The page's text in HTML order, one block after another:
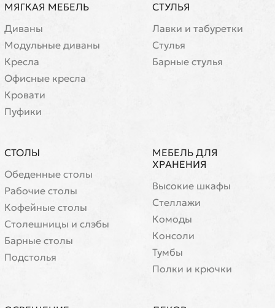
МЯГКАЯ МЕБЕЛЬ
Диваны
Модульные диваны
Кресла
Офисные кресла
Кровати
Пуфики
СТУЛЬЯ
Лавки и табуретки
Стулья
Барные стулья
СТОЛЫ
Обеденные столы
Рабочие столы
Кофейные столы
Cтолешницы и слэбы
Барные столы
Подстолья
МЕБЕЛЬ ДЛЯ
ХРАНЕНИЯ
Высокие шкафы
Стеллажи
Комоды
Консоли
Тумбы
Полки и крючки